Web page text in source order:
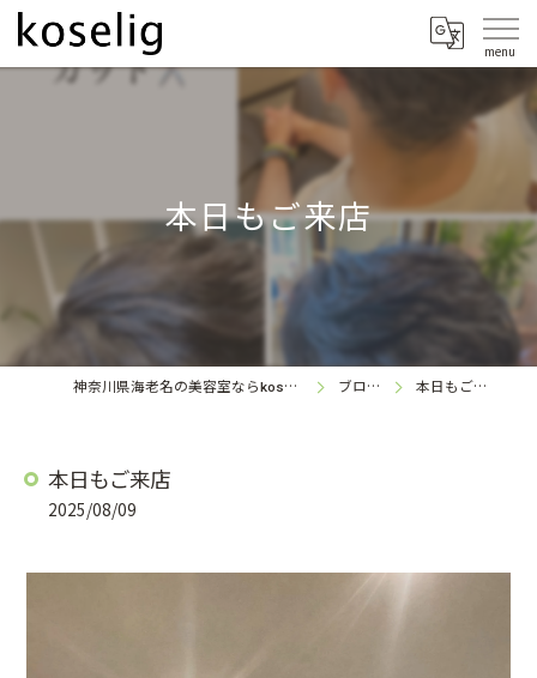
本日もご来店
神奈川県海老名の美容室ならkoselig ブログ 本日もご来店
本日もご来店
2025/08/09